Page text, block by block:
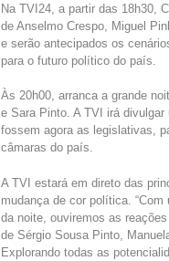
Na TVI24, a partir das 18h30,
de Anselmo Crespo, Miguel
e serão antecipados os
para o futuro político do país.
Às 20h00, arranca a grande
e Sara Pinto. A TVI irá
fossem agora as legislativas,
câmaras do país.
A TVI estará em direto das
mudança de cor política.
da noite, ouviremos as
de Sérgio Sousa Pinto,
Explorando todas as